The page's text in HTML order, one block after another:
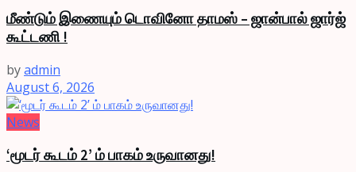
மீண்டும் இணையும் டொவினோ தாமஸ் – ஜான்பால் ஜார்ஜ்
கூட்டணி !
byadmin
August 6, 2026
News
‘மூடர் கூடம் 2’ ம் பாகம் உருவானது!